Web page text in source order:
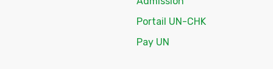
Portail UN-CHK
Pay UN